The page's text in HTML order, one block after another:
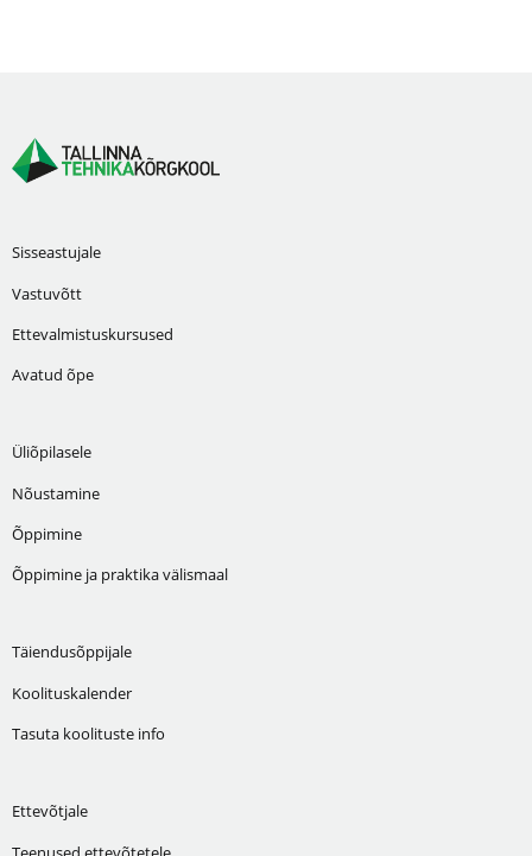
Sisseastujale
Vastuvõtt
Ettevalmistuskursused
Avatud õpe
Üliõpilasele
Nõustamine
Õppimine
Õppimine ja praktika välismaal
Täiendusõppijale
Koolituskalender
Tasuta koolituste info
Ettevõtjale